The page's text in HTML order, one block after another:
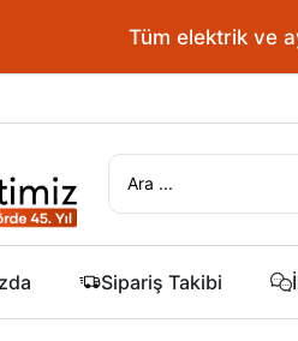
Tüm elektrik ve
Sipariş Takibi